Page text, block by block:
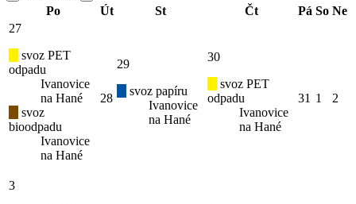
Po
Út St Čt Pá So Ne
27
svoz PET
odpadu
Ivanovice
na Hané
svoz
bioodpadu
Ivanovice
na Hané
28
29
svoz papíru
Ivanovice
na Hané
30
svoz PET
odpadu
Ivanovice
na Hané
31 1 2
3